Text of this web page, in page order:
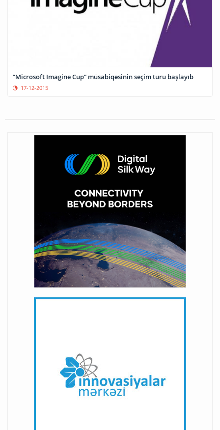
”Microsoft Imagine Cup” müsabiqəsinin seçim turu başlayıb
17-12-2015